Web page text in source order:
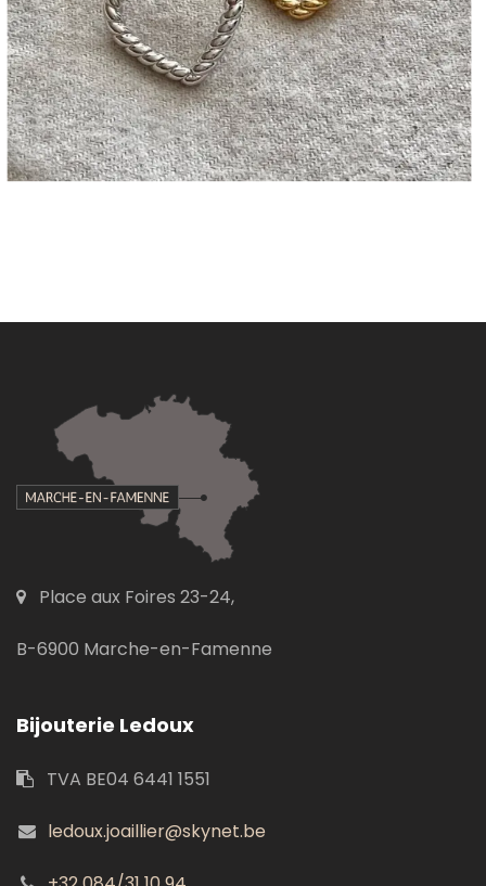
Place aux Foires 23-24,
B-6900 Marche-en-Famenne
Bijouterie Ledoux
TVA BE04 6441 1551
ledoux.joaillier@skynet.be